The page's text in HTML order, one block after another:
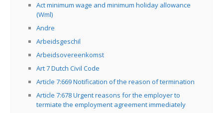
Act minimum wage and minimum holiday allowance
(Wml)
Andre
Arbeidsgeschil
Arbeidsovereenkomst
Art 7 Dutch Civil Code
Article 7:669 Notification of the reason of termination
Article 7:678 Urgent reasons for the employer to
termiate the employment agreement immediately